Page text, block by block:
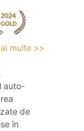
multe >>
auto-
de
în